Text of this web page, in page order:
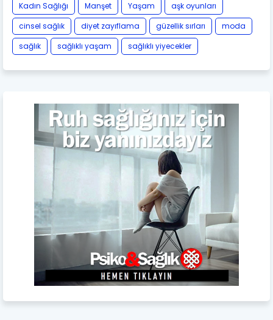
Kadın Sağlığı Manşet Yaşam
aşk oyunları
cinsel sağlık
diyet zayıflama güzellik sırları
moda
sağlık
sağlıklı yaşam sağlıklı yiyecekler